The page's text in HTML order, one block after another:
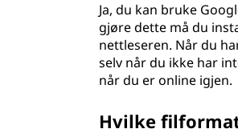
Ja, du kan bruke
gjøre dette må du
nettleseren. Når du
selv når du ikke har
når du er online igjen.
Hvilke